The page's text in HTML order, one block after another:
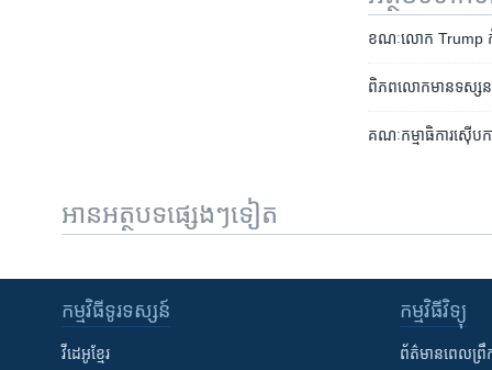
ខណៈលោក Trump កំ
ពិភពលោក​មាន​ទស្សនៈ​
គណៈកម្មាធិការ​ស៊ើប
អានអត្ថបទផ្សេងៗទៀត
កម្មវិធី​ទូរទស្សន៍
វីដេអូ​ខ្មែរ
កម្មវិធី​វិទ្យុ
ព័ត៌មាន​ពេល​ព្រឹ